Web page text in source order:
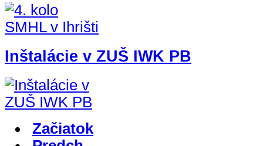
Inštalácie v ZUŠ IWK PB
Začiatok